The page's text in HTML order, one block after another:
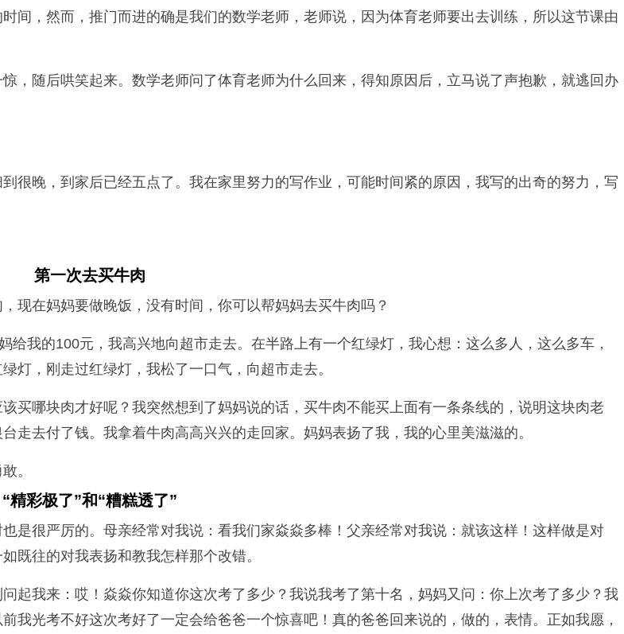
间，然而，推门而进的确是我们的数学老师，老师说，因为体育老师要出去训练，所以这节课由
，随后哄笑起来。数学老师问了体育老师为什么回来，得知原因后，立马说了声抱歉，就逃回办
很晚，到家后已经五点了。我在家里努力的写作业，可能时间紧的原因，我写的出奇的努力，写
第一次去买牛肉
现在妈妈要做晚饭，没有时间，你可以帮妈妈去买牛肉吗？
我的100元，我高兴地向超市走去。在半路上有一个红绿灯，我心想：这么多人，这么多车，
灯，刚走过红绿灯，我松了一口气，向超市走去。
买哪块肉才好呢？我突然想到了妈妈说的话，买牛肉不能买上面有一条条线的，说明这块肉老
走去付了钱。我拿着牛肉高高兴兴的走回家。妈妈表扬了我，我的心里美滋滋的。
。
“精彩极了”和“糟糕透了”
是很严厉的。母亲经常对我说：看我们家焱焱多棒！父亲经常对我说：就该这样！这样做是对
既往的对我表扬和教我怎样那个改错。
起我来：哎！焱焱你知道你这次考了多少？我说我考了第十名，妈妈又问：你上次考了多少？我
我光考不好这次考好了一定会给爸爸一个惊喜吧！真的爸爸回来说的，做的，表情。正如我愿，